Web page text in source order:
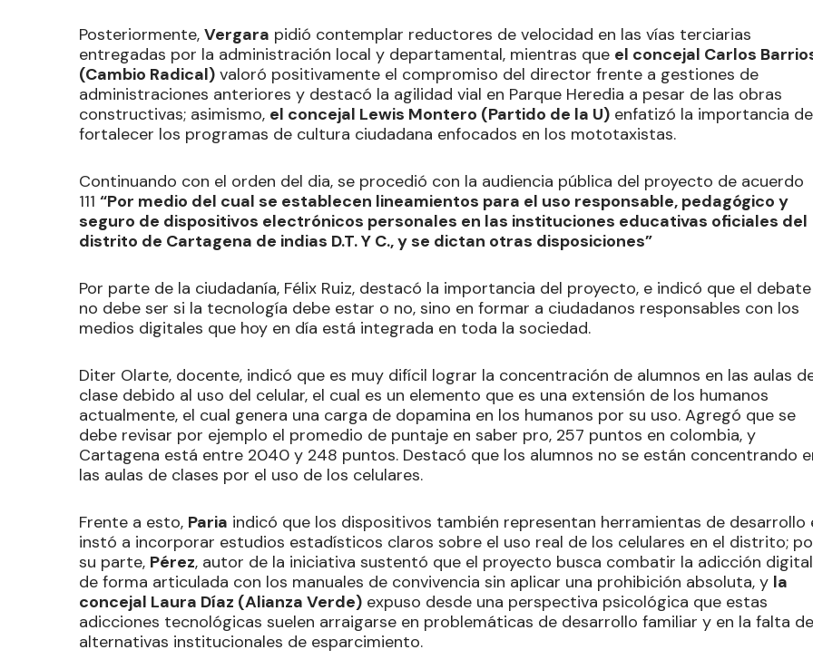
Posteriormente, Vergara pidió contemplar reductores de velocidad en las vías terciarias
entregadas por la administración local y departamental, mientras que el concejal Carlos
(Cambio Radical) valoró positivamente el compromiso del director frente a gestiones de
administraciones anteriores y destacó la agilidad vial en Parque Heredia a pesar de las obras
constructivas; asimismo, el concejal Lewis Montero (Partido de la U) enfatizó la importancia de
fortalecer los programas de cultura ciudadana enfocados en los mototaxistas.
Continuando con el orden del dia, se procedió con la audiencia pública del proyecto de acuerdo
111 “Por medio del cual se establecen lineamientos para el uso responsable, pedagógico y
seguro de dispositivos electrónicos personales en las instituciones educativas oficiales del
distrito de Cartagena de indias D.T. Y C., y se dictan otras disposiciones”
Por parte de la ciudadanía, Félix Ruiz, destacó la importancia del proyecto, e indicó que el debate
no debe ser si la tecnología debe estar o no, sino en formar a ciudadanos responsables con los
medios digitales que hoy en día está integrada en toda la sociedad.
Diter Olarte, docente, indicó que es muy difícil lograr la concentración de alumnos en las aulas
clase debido al uso del celular, el cual es un elemento que es una extensión de los humanos
actualmente, el cual genera una carga de dopamina en los humanos por su uso. Agregó que se
debe revisar por ejemplo el promedio de puntaje en saber pro, 257 puntos en colombia, y
Cartagena está entre 2040 y 248 puntos. Destacó que los alumnos no se están concentrando
las aulas de clases por el uso de los celulares.
Frente a esto, Paria indicó que los dispositivos también representan herramientas de desarrollo
instó a incorporar estudios estadísticos claros sobre el uso real de los celulares en el distrito;
su parte, Pérez, autor de la iniciativa sustentó que el proyecto busca combatir la adicción digital
de forma articulada con los manuales de convivencia sin aplicar una prohibición absoluta, y la
concejal Laura Díaz (Alianza Verde) expuso desde una perspectiva psicológica que estas
adicciones tecnológicas suelen arraigarse en problemáticas de desarrollo familiar y en la falta de
alternativas institucionales de esparcimiento.